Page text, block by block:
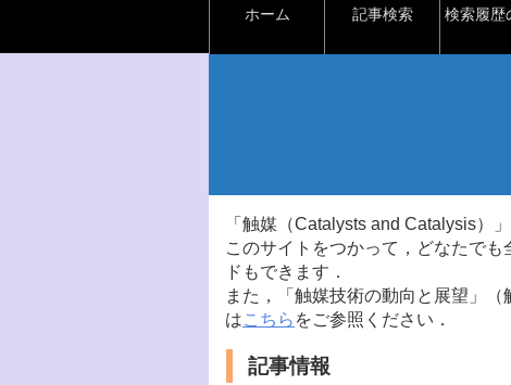
ホーム 記事検索 検索履歴
「触媒（Catalysts and Catalysis）
このサイトをつかって，どなたで
ドもできます．
また，「触媒技術の動向と展望」
はこちら をご参照ください．
記事情報